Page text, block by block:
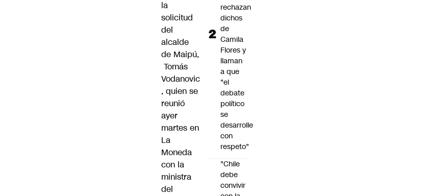
la
solicitud
del
alcalde
de Maipú,
Tomás
Vodanovic
, quien se
reunió
ayer
martes en
La
Moneda
con la
ministra
del
rechazan
dichos
de
Camila
Flores y
llaman
a que
"el
debate
político
se
desarrolle
con
respeto"
"Chile
debe
convivir